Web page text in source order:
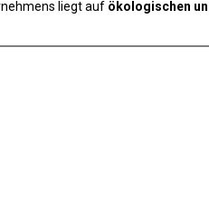
liegt auf ökologischen